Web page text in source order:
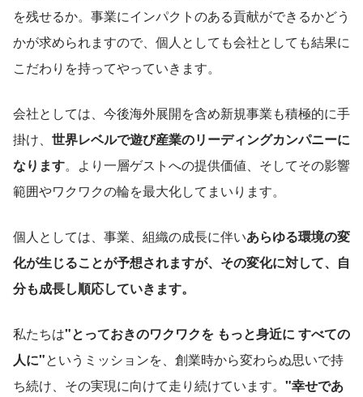
を残せるか。事業にインパクトのある貢献ができるかどう
かが求められますので、個人としても会社としても結果に
こだわりを持ってやっていきます。
会社としては、今後海外展開を含め新規事業も積極的に手
掛け、 世界レベルで遊び産業のリーディングカンパニーに
なります。より一層ゲストへの提供価値、そしてその影響
範囲やワクワクの輪を最大化してまいります。
個人としては、事業、組織の成長に伴いあらゆる環境の変
化が生じることが予想されますが、その変化に対して、自
分も成長し順応していきます。
私たちは"とっておきのワクワクを もっと身近に すべての
人に"というミッションを、創業時から変わらぬ思いで持
ち続け、その実現に向けて走り続けています。 "幸せであ